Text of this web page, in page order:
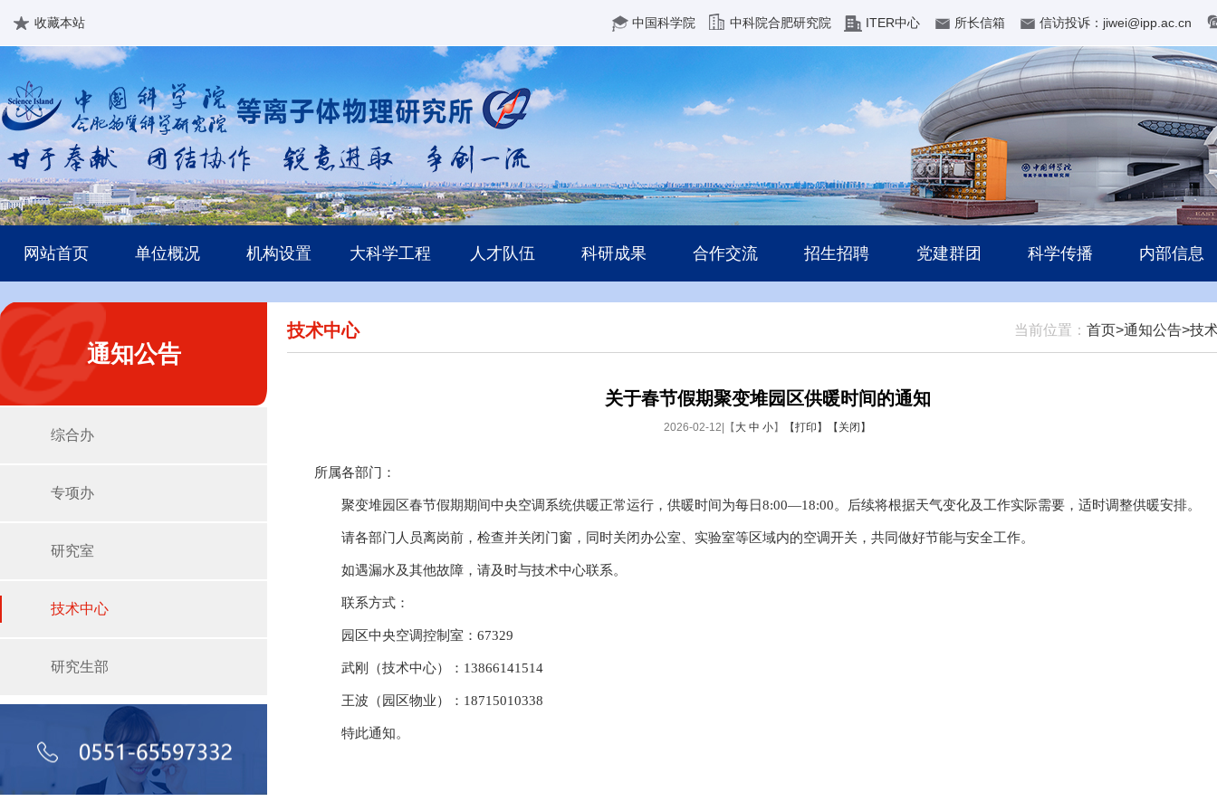
收藏本站 中国科学院 中科院合肥研究院 ITER中心 所长信箱 信访投诉：jiwei@ipp.ac.cn
网站首页 单位概况 机构设置 大科学工程 人才队伍 科研成果 合作交流 招生招聘 党建群团 科学传播 内部信息
通知公告
综合办
专项办
研究室
技术中心
研究生部
当前位置： 首页>通知公告>技
技术中心
关于春节假期聚变堆园区供暖时间的通知
2026-02-12|【 大 中 小】 【打印】 【关闭】
所属各部门：
聚变堆园区春节假期期间中央空调系统供暖正常运行，供暖时间为每日8:00—18:00。后续将根据天气变化及工作实际需要，适时调整供暖安排。
请各部门人员离岗前，检查并关闭门窗，同时关闭办公室、实验室等区域内的空调开关，共同做好节能与安全工作。
如遇漏水及其他故障，请及时与技术中心联系。
联系方式：
园区中央空调控制室：67329
武刚（技术中心）：13866141514
王波（园区物业）：18715010338
特此通知。